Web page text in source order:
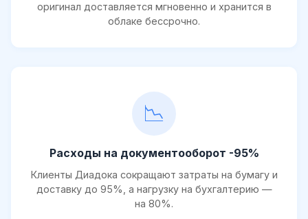
оригинал доставляется мгновенно и хранится в
облаке бессрочно.
📉
Расходы на документооборот -95%
Клиенты Диадока сокращают затраты на бумагу и
доставку до 95%, а нагрузку на бухгалтерию —
на 80%.